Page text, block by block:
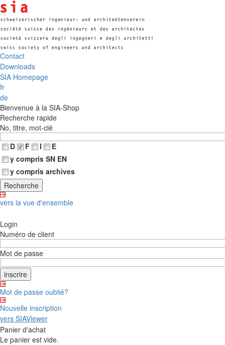
Contact
Downloads
SIA Homepage
fr
de
Bienvenue à la SIA-Shop
Recherche rapide
No, titre, mot-clé
D
F I
E
y compris SN EN
y compris archives
vers la vue d'ensemble
Login
Numéro de client
Mot de passe
Mot de passe oublié?
Nouvelle inscription
vers SIAViewer
Panier d'achat
Le panier est vide.